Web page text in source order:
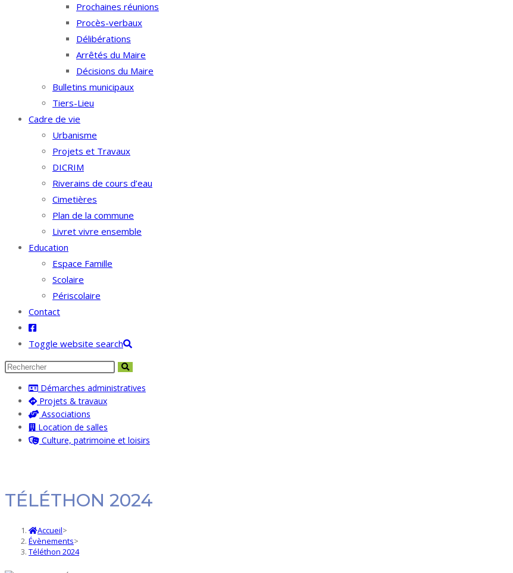
Prochaines réunions
Procès-verbaux
Délibérations
Arrêtés du Maire
Décisions du Maire
Bulletins municipaux
Tiers-Lieu
Cadre de vie
Urbanisme
Projets et Travaux
DICRIM
Riverains de cours d’eau
Cimetières
Plan de la commune
Livret vivre ensemble
Education
Espace Famille
Scolaire
Périscolaire
Contact
Toggle website search
Démarches administratives
Projets & travaux
Associations
Location de salles
Culture, patrimoine et loisirs
TÉLÉTHON 2024
Accueil>
Évènements>
Téléthon 2024